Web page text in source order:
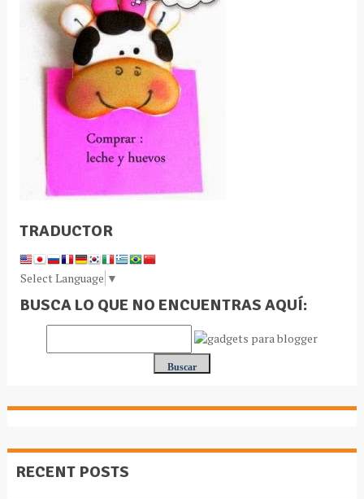
TRADUCTOR
Select Language ▼
BUSCA LO QUE NO ENCUENTRAS AQUÍ:
RECENT POSTS